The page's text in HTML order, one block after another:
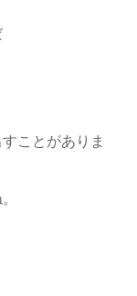
ことがありま